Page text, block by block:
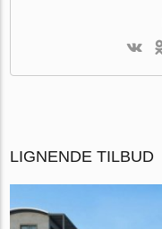
LIGNENDE TILBUD